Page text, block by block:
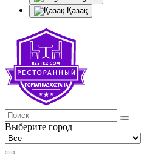
Қазақ
Выберите город